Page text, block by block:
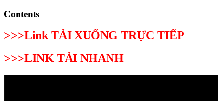
Contents
>>>Link TẢI XUỐNG TRỰC TIẾP
>>>LINK TẢI NHANH